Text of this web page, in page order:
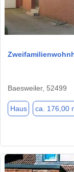
Baesweiler, 52499
Haus ca. 176,00